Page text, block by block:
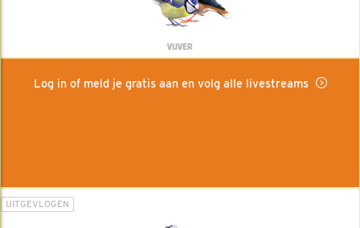
VIJVER
Log in of meld je gratis aan en volg alle livestreams
UITGEVLOGEN